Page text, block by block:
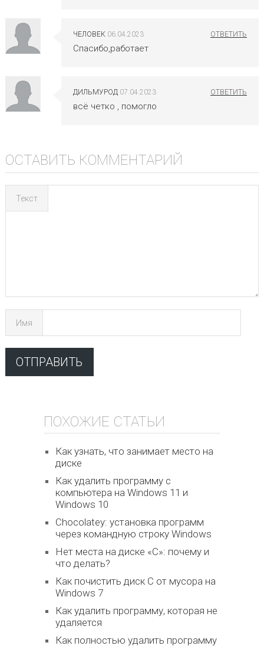
ЧЕЛОВЕК 06.04.2023
Спасибо,работает
ДИЛЬМУРОД 07.04.2023
всё четко , помогло
ОСТАВИТЬ КОММЕНТАРИЙ
Текст
Имя
ПОХОЖИЕ СТАТЬИ
Как узнать, что занимает место на
диске
Как удалить программу с
компьютера на Windows 11 и
Windows 10
Chocolatey: установка программ
через командную строку Windows
Нет места на диске «С»: почему и
что делать?
Как почистить диск С от мусора на
Windows 7
Как удалить программу, которая не
удаляется
Как полностью удалить программу